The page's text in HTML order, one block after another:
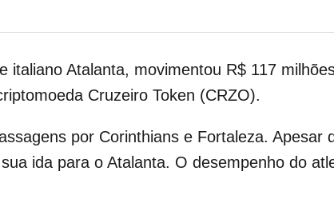
italiano Atalanta, movimentou R$ 117
Cruzeiro Token (CRZO).
por Corinthians e Fortaleza. Apesar
ida para o Atalanta. O desempenho do